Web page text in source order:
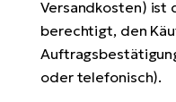
Versandkosten) ist
berechtigt, den
oder telefonisch).